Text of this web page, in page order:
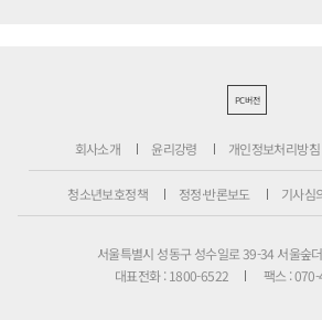
PC버전
회사소개 윤리강령 개인정보처리방침
청소년보호정책 정정·반론보도 기사심
서울특별시 성동구 성수일로 39-34 서울숲
대표전화 : 1800-6522
팩스 :